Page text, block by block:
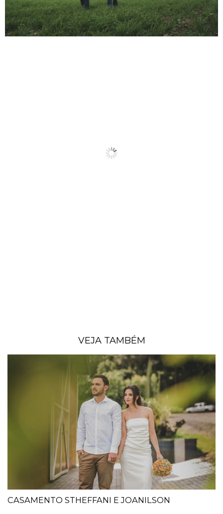
VEJA TAMBÉM
CASAMENTO STHEFFANI E JOANILSON